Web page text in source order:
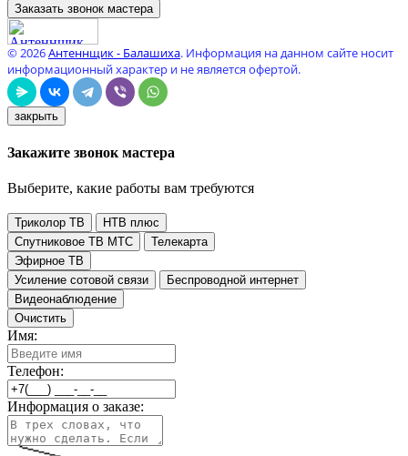
Заказать звонок мастера
© 2026Антеннщик - Балашиха. Информация на данном сайте носит
информационный характер и не является офертой.
закрыть
Закажите звонок мастера
Выберите, какие работы вам требуются
Триколор ТВ
НТВ плюс
Спутниковое ТВ МТС
Телекарта
Эфирное ТВ
Усиление сотовой связи
Беспроводной интернет
Видеонаблюдение
Очистить
Имя:
Телефон:
Информация о заказе: